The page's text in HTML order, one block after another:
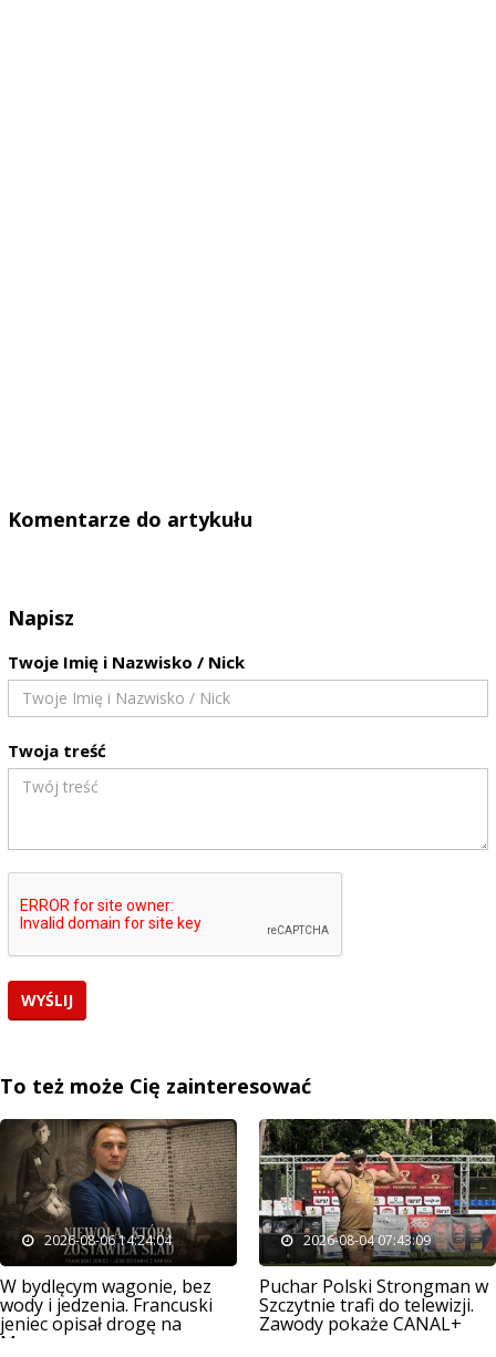
Komentarze do artykułu
Napisz
Twoje Imię i Nazwisko / Nick
Twoja treść
To też może Cię zainteresować
2026-08-06 14:24:04
W bydlęcym wagonie, bez
wody i jedzenia. Francuski
jeniec opisał drogę na
Mazury
2026-08-04 07:43:09
Puchar Polski Strongman w
Szczytnie trafi do telewizji.
Zawody pokaże CANAL+